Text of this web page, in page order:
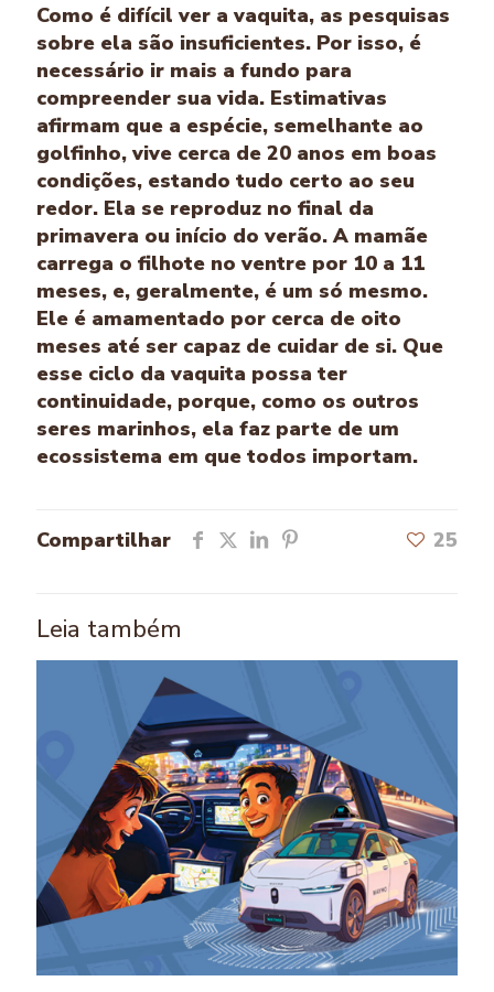
Como é difícil ver a vaquita, as pesquisas
sobre ela são insuficientes. Por isso, é
necessário ir mais a fundo para
compreender sua vida. Estimativas
afirmam que a espécie, semelhante ao
golfinho, vive cerca de 20 anos em boas
condições, estando tudo certo ao seu
redor. Ela se reproduz no final da
primavera ou início do verão. A mamãe
carrega o filhote no ventre por 10 a 11
meses, e, geralmente, é um só mesmo.
Ele é amamentado por cerca de oito
meses até ser capaz de cuidar de si. Que
esse ciclo da vaquita possa ter
continuidade, porque, como os outros
seres marinhos, ela faz parte de um
ecossistema em que todos importam.
Compartilhar 25
Leia também